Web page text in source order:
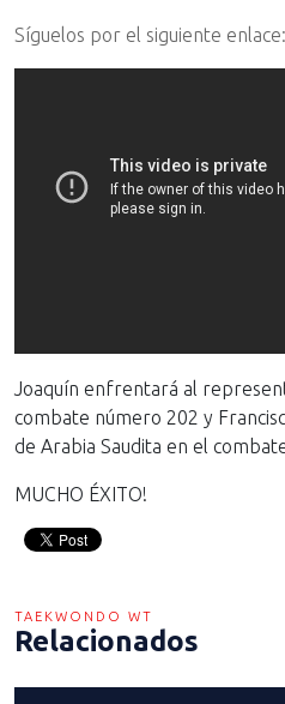
Síguelos por el siguiente enlace:
Joaquín enfrentará al
combate número 202 y
de Arabia Saudita en el
MUCHO ÉXITO!
TAEKWONDO WT
Relacionados